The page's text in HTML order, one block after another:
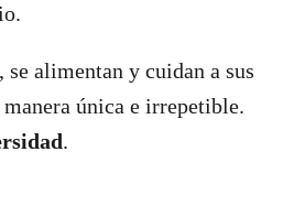
, se alimentan y cuidan a sus
única e irrepetible.
.